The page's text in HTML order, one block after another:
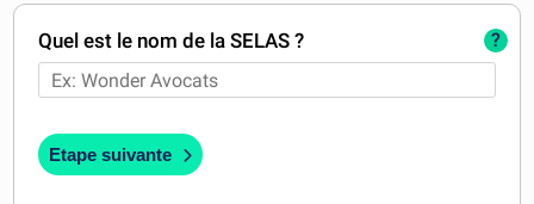
FAQ
Quel est le nom de la SELAS ? ?
Etape suivante